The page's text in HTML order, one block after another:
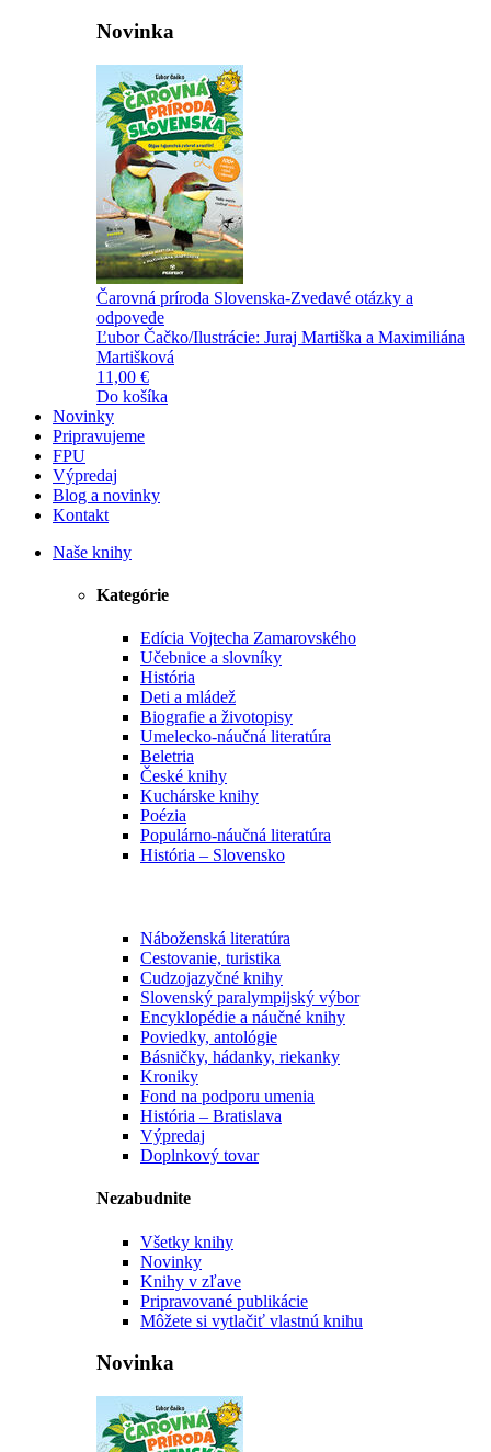
Novinka
Čarovná príroda Slovenska-Zvedavé otázky a
odpovede
Ľubor Čačko/Ilustrácie: Juraj Martiška a Maximiliána
Martišková
11,00 €
Do košíka
Novinky
Pripravujeme
FPU
Výpredaj
Blog a novinky
Kontakt
Naše knihy
Kategórie
Edícia Vojtecha Zamarovského
Učebnice a slovníky
História
Deti a mládež
Biografie a životopisy
Umelecko-náučná literatúra
Beletria
České knihy
Kuchárske knihy
Poézia
Populárno-náučná literatúra
História – Slovensko
Náboženská literatúra
Cestovanie, turistika
Cudzojazyčné knihy
Slovenský paralympijský výbor
Encyklopédie a náučné knihy
Poviedky, antológie
Básničky, hádanky, riekanky
Kroniky
Fond na podporu umenia
História – Bratislava
Výpredaj
Doplnkový tovar
Nezabudnite
Všetky knihy
Novinky
Knihy v zľave
Pripravované publikácie
Môžete si vytlačiť vlastnú knihu
Novinka